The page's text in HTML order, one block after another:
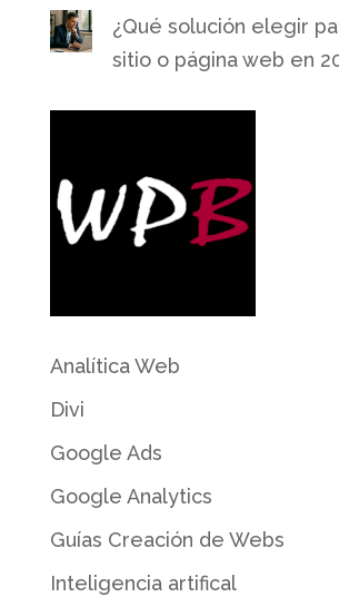
¿Qué solución elegir
sitio o página web en
Analítica Web
Divi
Google Ads
Google Analytics
Guías Creación de Webs
Inteligencia artifical